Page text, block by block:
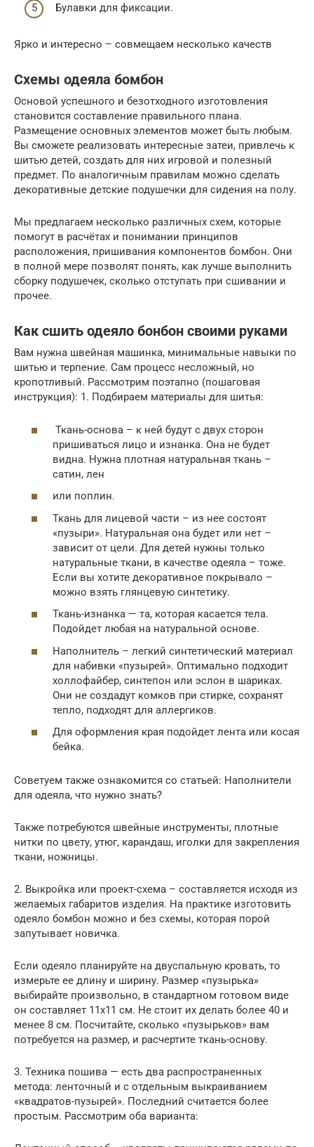
Булавки для фиксации.
Ярко и интересно – совмещаем несколько качеств
Схемы одеяла бомбон
Основой успешного и безотходного изготовления
становится составление правильного плана.
Размещение основных элементов может быть любым.
Вы сможете реализовать интересные затеи, привлечь к
шитью детей, создать для них игровой и полезный
предмет. По аналогичным правилам можно сделать
декоративные детские подушечки для сидения на полу.
Мы предлагаем несколько различных схем, которые
помогут в расчётах и понимании принципов
расположения, пришивания компонентов бомбон. Они
в полной мере позволят понять, как лучше выполнить
сборку подушечек, сколько отступать при сшивании и
прочее.
Как сшить одеяло бонбон своими руками
Вам нужна швейная машинка, минимальные навыки по
шитью и терпение. Сам процесс несложный, но
кропотливый. Рассмотрим поэтапно (пошаговая
инструкция): 1. Подбираем материалы для шитья:
Ткань-основа – к ней будут с двух сторон
пришиваться лицо и изнанка. Она не будет
видна. Нужна плотная натуральная ткань –
сатин, лен
или поплин.
Ткань для лицевой части – из нее состоят
«пузыри». Натуральная она будет или нет –
зависит от цели. Для детей нужны только
натуральные ткани, в качестве одеяла – тоже.
Если вы хотите декоративное покрывало –
можно взять глянцевую синтетику.
Ткань-изнанка — та, которая касается тела.
Подойдет любая на натуральной основе.
Наполнитель – легкий синтетический материал
для набивки «пузырей». Оптимально подходит
холлофайбер, синтепон или эслон в шариках.
Они не создадут комков при стирке, сохранят
тепло, подходят для аллергиков.
Для оформления края подойдет лента или косая
бейка.
Советуем также ознакомится со статьей: Наполнители
для одеяла, что нужно знать?
Также потребуются швейные инструменты, плотные
нитки по цвету, утюг, карандаш, иголки для закрепления
ткани, ножницы.
2. Выкройка или проект-схема – составляется исходя из
желаемых габаритов изделия. На практике изготовить
одеяло бомбон можно и без схемы, которая порой
запутывает новичка.
Если одеяло планируйте на двуспальную кровать, то
измерьте ее длину и ширину. Размер «пузырька»
выбирайте произвольно, в стандартном готовом виде
он составляет 11х11 см. Не стоит их делать более 40 и
менее 8 см. Посчитайте, сколько «пузырьков» вам
потребуется на размер, и расчертите ткань-основу.
3. Техника пошива — eсть два распространенных
метода: ленточный и с отдельным выкраиванием
«квадратов-пузырей». Последний считается более
простым. Рассмотрим оба варианта: